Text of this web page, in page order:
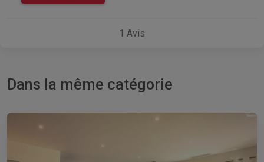
1 Avis
Dans la même catégorie